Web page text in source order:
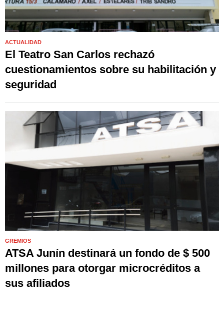
ACTUALIDAD
El Teatro San Carlos rechazó
cuestionamientos sobre su habilitación y
seguridad
GREMIOS
ATSA Junín destinará un fondo de $ 500
millones para otorgar microcréditos a
sus afiliados